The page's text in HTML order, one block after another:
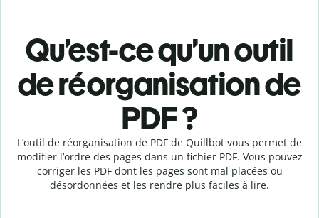
Qu’est-ce qu’un outil
de réorganisation de
PDF ?
L’outil de réorganisation de PDF de Quillbot vous permet de
modifier l’ordre des pages dans un fichier PDF. Vous pouvez
corriger les PDF dont les pages sont mal placées ou
désordonnées et les rendre plus faciles à lire.